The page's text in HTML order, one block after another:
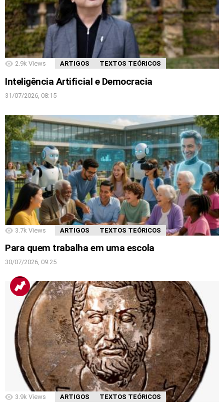
2.9k Views ARTIGOS TEXTOS TEÓRICOS
Inteligência Artificial e Democracia
31/07/2026, 08:15
3.7k Views ARTIGOS TEXTOS TEÓRICOS
Para quem trabalha em uma escola
30/07/2026, 09:25
3.9k Views ARTIGOS TEXTOS TEÓRICOS